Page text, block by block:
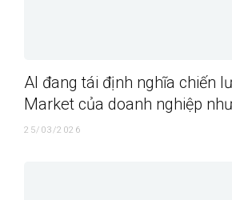
AI đang tái định nghĩa chiến
Market của doanh nghiệp
25/03/2026